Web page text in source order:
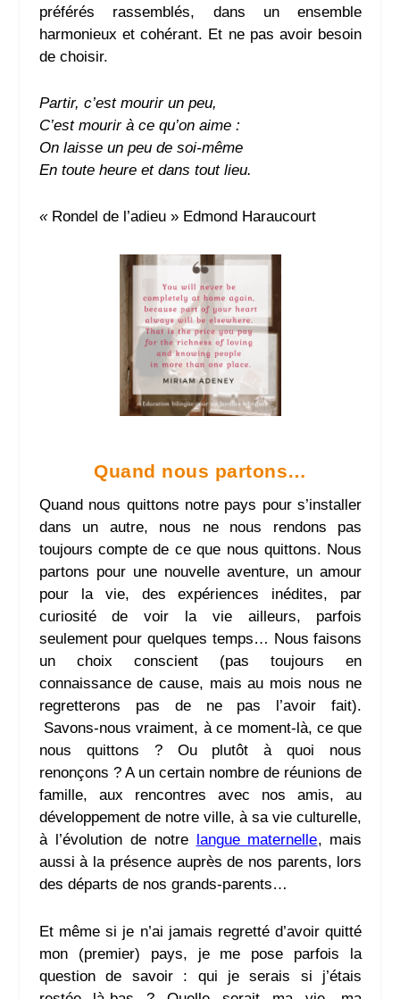
préférés rassemblés, dans un ensemble
harmonieux et cohérant. Et ne pas avoir besoin
de choisir.
Partir, c’est mourir un peu,
C’est mourir à ce qu’on aime :
On laisse un peu de soi-même
En toute heure et dans tout lieu.
«Rondel de l’adieu » Edmond Haraucourt
Quand nous partons…
Quand nous quittons notre pays pour s’installer
dans un autre, nous ne nous rendons pas
toujours compte de ce que nous quittons. Nous
partons pour une nouvelle aventure, un amour
pour la vie, des expériences inédites, par
curiosité de voir la vie ailleurs, parfois
seulement pour quelques temps… Nous faisons
un choix conscient (pas toujours en
connaissance de cause, mais au mois nous ne
regretterons pas de ne pas l’avoir fait).
Savons-nous vraiment, à ce moment-là, ce que
nous quittons ? Ou plutôt à quoi nous
renonçons ? A un certain nombre de réunions de
famille, aux rencontres avec nos amis, au
développement de notre ville, à sa vie culturelle,
à l’évolution de notre
langue maternelle, mais
aussi à la présence auprès de nos parents, lors
des départs de nos grands-parents…
Et même si je n’ai jamais regretté d’avoir quitté
mon (premier) pays, je me pose parfois la
question de savoir : qui je serais si j’étais